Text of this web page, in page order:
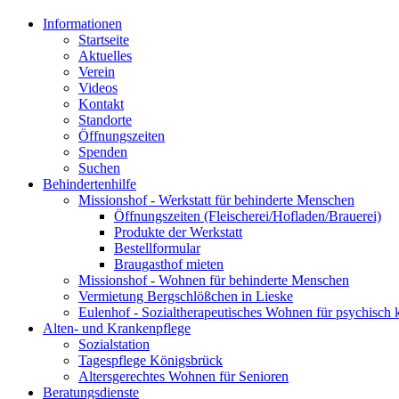
Informationen
Startseite
Aktuelles
Verein
Videos
Kontakt
Standorte
Öffnungszeiten
Spenden
Suchen
Behindertenhilfe
Missionshof - Werkstatt für behinderte Menschen
Öffnungszeiten (Fleischerei/Hofladen/Brauerei)
Produkte der Werkstatt
Bestellformular
Braugasthof mieten
Missionshof - Wohnen für behinderte Menschen
Vermietung Bergschlößchen in Lieske
Eulenhof - Sozialtherapeutisches Wohnen für psychisch
Alten- und Krankenpflege
Sozialstation
Tagespflege Königsbrück
Altersgerechtes Wohnen für Senioren
Beratungsdienste